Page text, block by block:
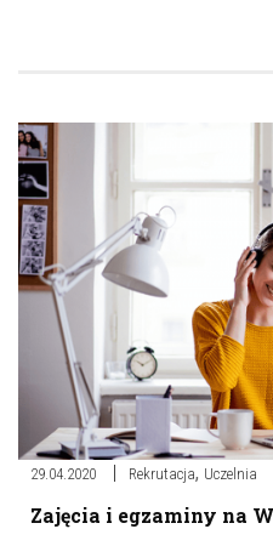
29.04.2020 Rekrutacja, Uczelnia
Zajęcia i egzaminy na